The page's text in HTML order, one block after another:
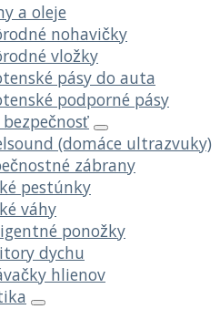
a oleje
nohavičky
vložky
pásy do auta
podporné pásy
(domáce ultrazvuky)
zábrany
pestúnky
váhy
ponožky
dychu
hlienov